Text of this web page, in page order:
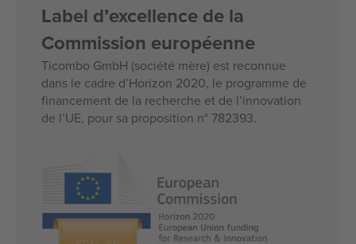
Label d’excellence de la
Commission européenne
Ticombo GmbH (société mère) est reconnue
dans le cadre d’Horizon 2020, le programme de
financement de la recherche et de l’innovation
de l’UE, pour sa proposition n° 782393.